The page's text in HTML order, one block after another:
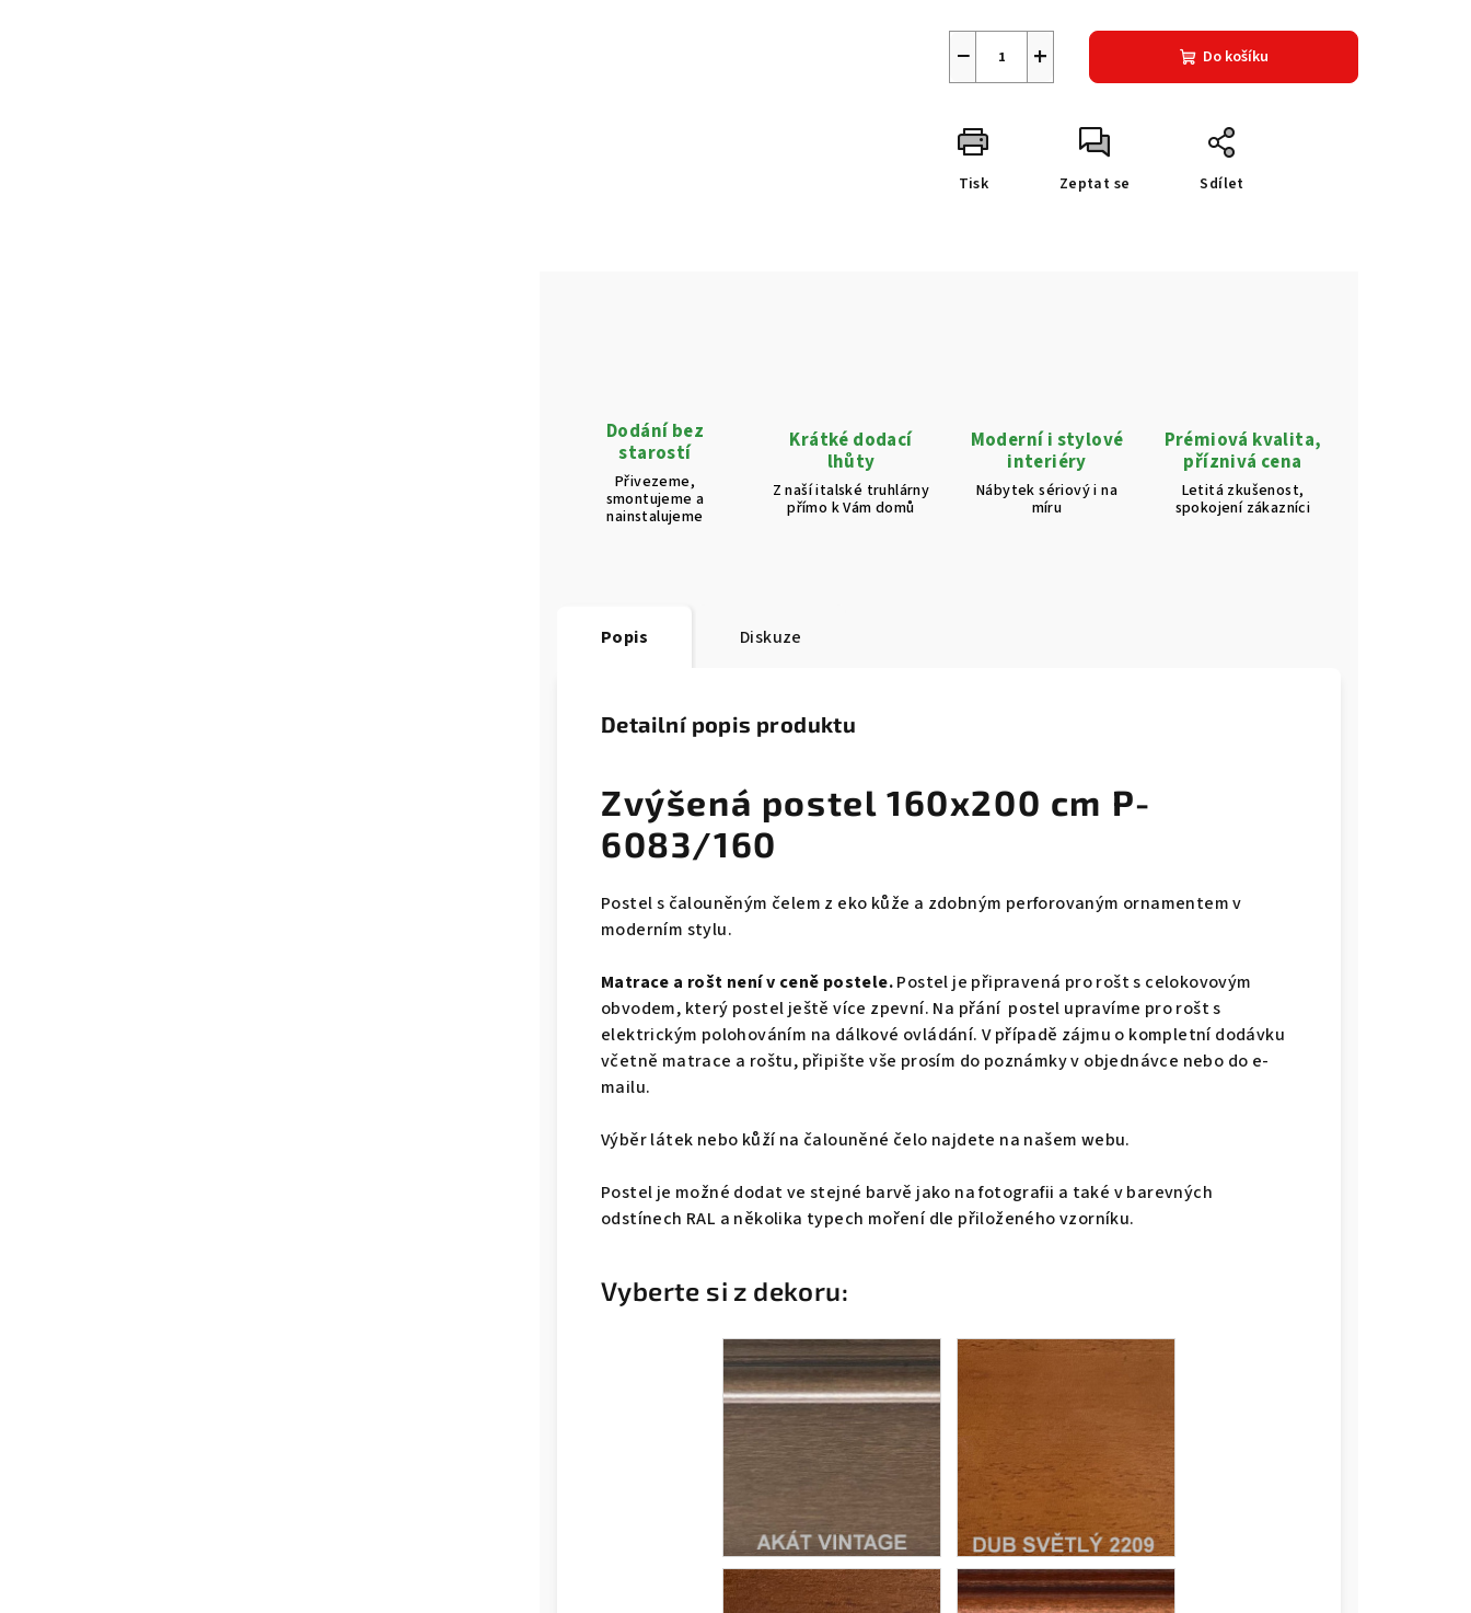
+
− Do košíku
Tisk Zeptat se Sdílet
Dodání bez
starostí
Přivezeme,
smontujeme a
nainstalujeme
Krátké dodací
lhůty
Z naší italské truhlárny
přímo k Vám domů
Moderní i stylové
interiéry
Nábytek sériový i na
míru
Prémiová kvalita,
příznivá cena
Letitá zkušenost,
spokojení zákazníci
Popis Diskuze
Detailní popis produktu
Zvýšená postel 160x200 cm P-
6083/160
Postel s čalouněným čelem z eko kůže a zdobným perforovaným ornamentem v
moderním stylu.
Matrace a rošt není v ceně postele.Postel je připravená pro rošt s celokovovým
obvodem, který postel ještě více zpevní. Na přání postel upravíme pro rošt s
elektrickým polohováním na dálkové ovládání. V případě zájmu o kompletní dodávku
včetně matrace a roštu, připište vše prosím do poznámky v objednávce nebo do e-
mailu.
Výběr látek nebo kůží na čalouněné čelo najdete na našem webu.
Postel je možné dodat ve stejné barvě jako na fotografii a také v barevných
odstínech RAL a několika typech moření dle přiloženého vzorníku.
Vyberte si z dekoru: